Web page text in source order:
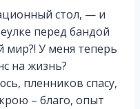
стол, — и
перед бандой
мир?! У меня теперь
на жизнь?
пленников спасу,
– благо, опыт